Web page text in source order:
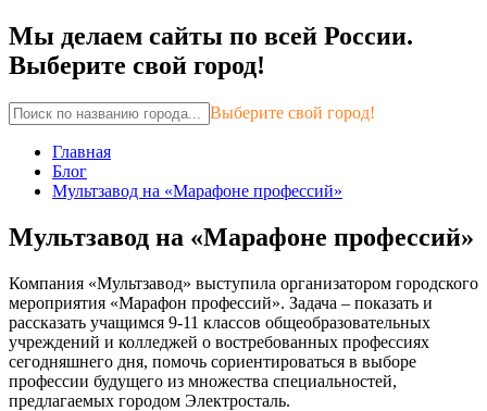
Мы делаем сайты по всей России.
Выберите свой город!
Выберите свой город!
Главная
Блог
Мультзавод на «Марафоне профессий»
Мультзавод на «Марафоне профессий»
Компания «Мультзавод» выступила организатором городского
мероприятия «Марафон профессий». Задача – показать и
рассказать учащимся 9-11 классов общеобразовательных
учреждений и колледжей о востребованных профессиях
сегодняшнего дня, помочь сориентироваться в выборе
профессии будущего из множества специальностей,
предлагаемых городом Электросталь.